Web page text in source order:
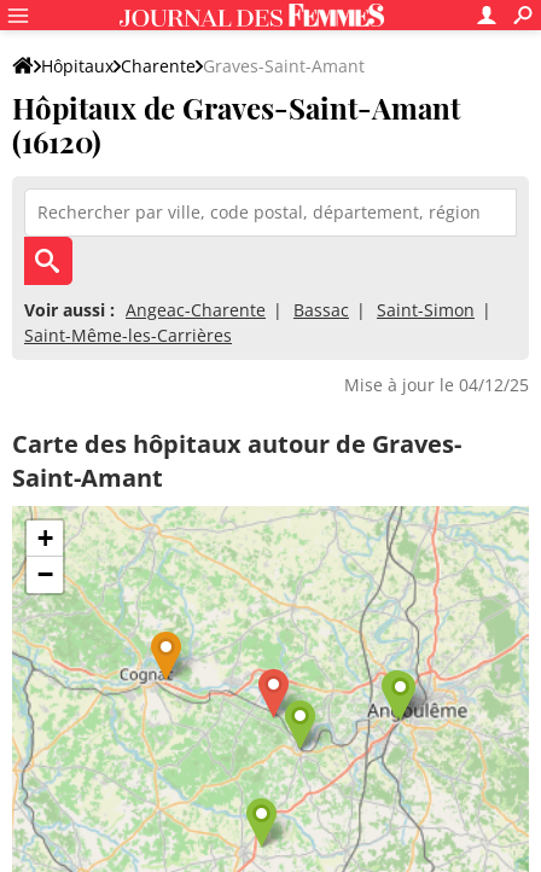
Hôpitaux Charente Graves-Saint-Amant
Hôpitaux de Graves-Saint-Amant
(16120)
Voir aussi : Angeac-Charente Bassac
Saint-Simon
Saint-Même-les-Carrières
Mise à jour le 04/12/25
Carte des hôpitaux autour de Graves-
Saint-Amant
+
−